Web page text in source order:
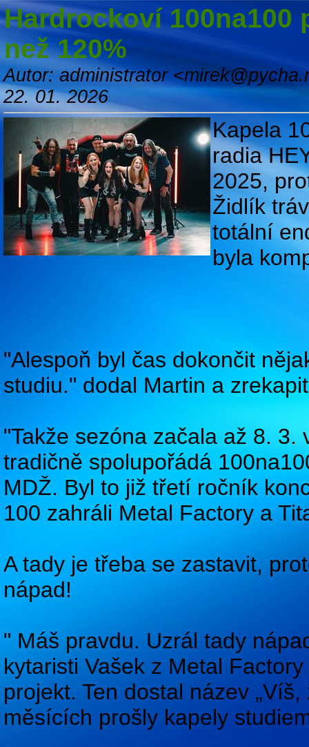
Hardrockoví 100na100
než 120%
Autor: administrator
22. 01. 2026
Kapela
radia
2025,
Židlík
totální
byla
"Alespoň byl čas dokončit
studiu." dodal Martin a
"Takže sezóna začala až 8.
tradičně spolupořádá
MDŽ. Byl to již třetí ročník
100 zahráli Metal Factory a
A tady je třeba se zastavit,
nápad!
" Máš pravdu. Uzrál tady
kytaristi Vašek z Metal
projekt. Ten dostal název
měsících prošly kapely